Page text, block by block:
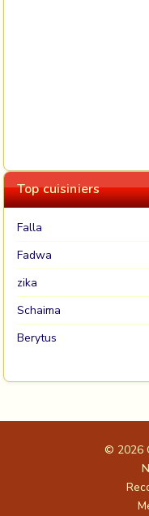
Top cuisiniers
Falla
Fadwa
zika
Schaima
Berytus
© 2026